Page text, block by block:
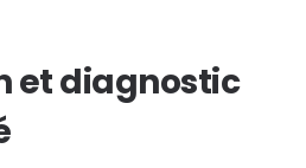
et diagnostic